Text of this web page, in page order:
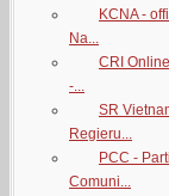
KCNA -
Na...
CRI
-...
SR
Regieru...
PCC -
Comuni...